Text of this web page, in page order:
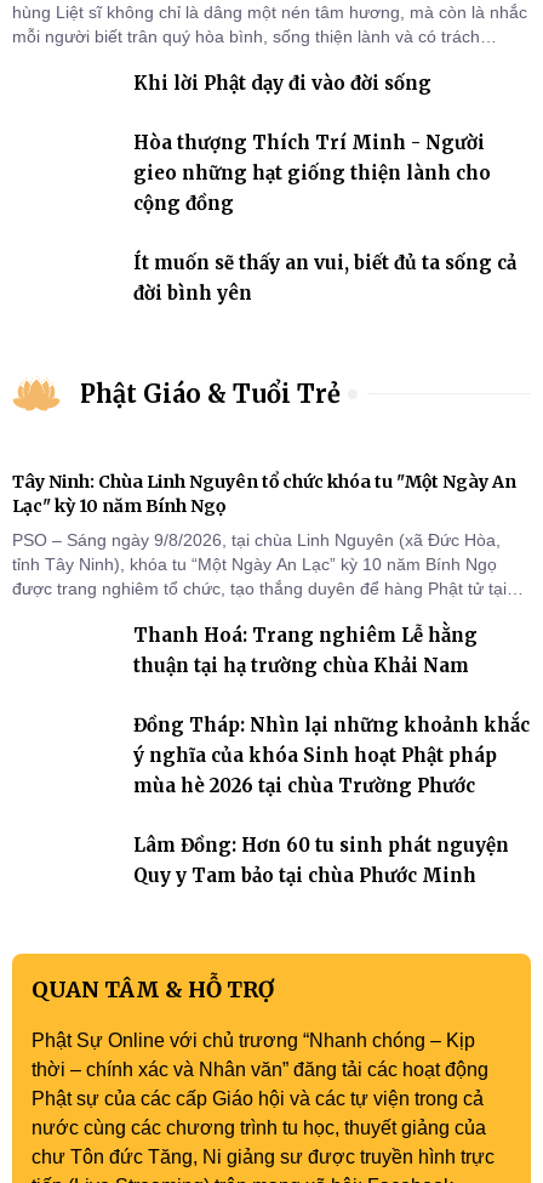
hùng Liệt sĩ không chỉ là dâng một nén tâm hương, mà còn là nhắc
mỗi người biết trân quý hòa bình, sống thiện lành và có trách
Khi lời Phật dạy đi vào đời sống
Hòa thượng Thích Trí Minh - Người
gieo những hạt giống thiện lành cho
cộng đồng
Ít muốn sẽ thấy an vui, biết đủ ta sống cả
đời bình yên
Phật Giáo & Tuổi Trẻ
Tây Ninh: Chùa Linh Nguyên tổ chức khóa tu "Một Ngày An
Lạc" kỳ 10 năm Bính Ngọ
PSO – Sáng ngày 9/8/2026, tại chùa Linh Nguyên (xã Đức Hòa,
tỉnh Tây Ninh), khóa tu “Một Ngày An Lạc” kỳ 10 năm Bính Ngọ
được trang nghiêm tổ chức, tạo thắng duyên để hàng Phật tử tại
Thanh Hoá: Trang nghiêm Lễ hằng
thuận tại hạ trường chùa Khải Nam
Đồng Tháp: Nhìn lại những khoảnh khắc
ý nghĩa của khóa Sinh hoạt Phật pháp
mùa hè 2026 tại chùa Trường Phước
Lâm Đồng: Hơn 60 tu sinh phát nguyện
Quy y Tam bảo tại chùa Phước Minh
QUAN TÂM & HỖ TRỢ
Phật Sự Online với chủ trương “Nhanh chóng – Kịp
thời – chính xác và Nhân văn” đăng tải các hoạt động
Phật sự của các cấp Giáo hội và các tự viện trong cả
nước cùng các chương trình tu học, thuyết giảng của
chư Tôn đức Tăng, Ni giảng sư được truyền hình trực